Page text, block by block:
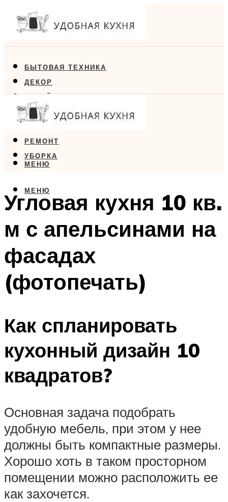
БЫТОВАЯ ТЕХНИКА
ДЕКОР
ДИЗАЙН
ЕДА
РЕМОНТ
УБОРКА
МЕНЮ
МЕНЮ
Угловая кухня 10 кв.
м с апельсинами на
фасадах
(фотопечать)
Как спланировать
кухонный дизайн 10
квадратов?
Основная задача подобрать
удобную мебель, при этом у нее
должны быть компактные размеры.
Хорошо хоть в таком просторном
помещении можно расположить ее
как захочется.